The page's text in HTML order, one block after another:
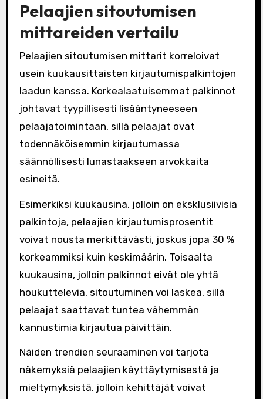
Pelaajien sitoutumisen
mittareiden vertailu
Pelaajien sitoutumisen mittarit korreloivat
usein kuukausittaisten kirjautumispalkintojen
laadun kanssa. Korkealaatuisemmat palkinnot
johtavat tyypillisesti lisääntyneeseen
pelaajatoimintaan, sillä pelaajat ovat
todennäköisemmin kirjautumassa
säännöllisesti lunastaakseen arvokkaita
esineitä.
Esimerkiksi kuukausina, jolloin on eksklusiivisia
palkintoja, pelaajien kirjautumisprosentit
voivat nousta merkittävästi, joskus jopa 30 %
korkeammiksi kuin keskimäärin. Toisaalta
kuukausina, jolloin palkinnot eivät ole yhtä
houkuttelevia, sitoutuminen voi laskea, sillä
pelaajat saattavat tuntea vähemmän
kannustimia kirjautua päivittäin.
Näiden trendien seuraaminen voi tarjota
näkemyksiä pelaajien käyttäytymisestä ja
mieltymyksistä, jolloin kehittäjät voivat